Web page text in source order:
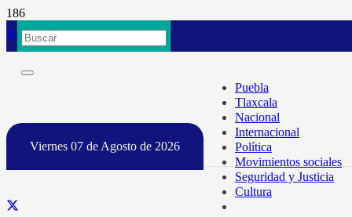
Viernes 07 de Agosto de 2026
Puebla
Tlaxcala
Nacional
Internacional
Política
Movimientos sociales
Seguridad y Justicia
Cultura